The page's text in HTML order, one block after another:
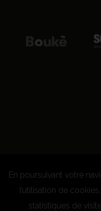
© 2026 CENTRE
Kit presse
Conditions
concours
En poursuivant votre
l’utilisation de
statistiques de